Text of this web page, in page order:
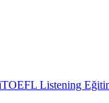
TOEFL Listening